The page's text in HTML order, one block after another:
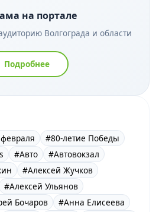
на портале
Волгограда и области
Подробнее
#80-летие Победы
#Авто
#Автовокзал
#Алексей Жучков
#Алексей Ульянов
Бочаров
#Анна Елисеева